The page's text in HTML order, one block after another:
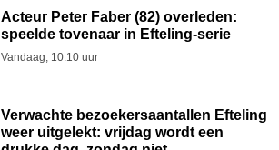
Acteur Peter Faber (82) overleden:
speelde tovenaar in Efteling-serie
Vandaag, 10.10 uur
Verwachte bezoekersaantallen Efteling
weer uitgelekt: vrijdag wordt een